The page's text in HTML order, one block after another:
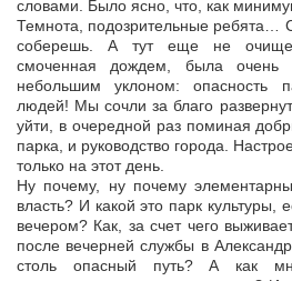
словами. Было ясно, что, как
Темнота, подозрительные ребята…
соберешь. А тут еще не
смоченная дождем, была очень
небольшим уклоном: опасность
людей! Мы сочли за благо
уйти, в очередной раз поминая
парка, и руководство города.
только на этот день.
Ну почему, ну почему
власть? И какой это парк культуры,
вечером? Как, за счет чего
после вечерней службы в
столь опасный путь? А как